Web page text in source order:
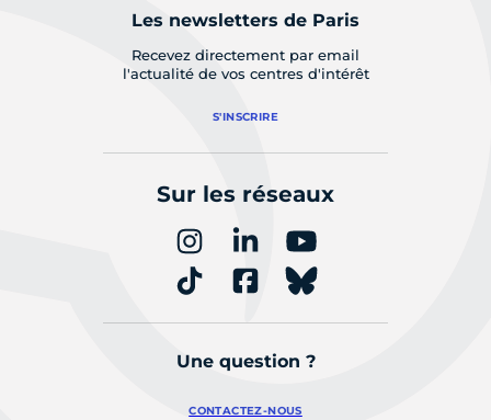
Les newsletters de Paris
Recevez directement par email
l'actualité de vos centres d'intérêt
S'INSCRIRE
Sur les réseaux
Une question ?
CONTACTEZ-NOUS